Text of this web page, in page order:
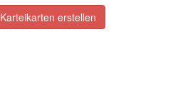
Karteikarten erstellen